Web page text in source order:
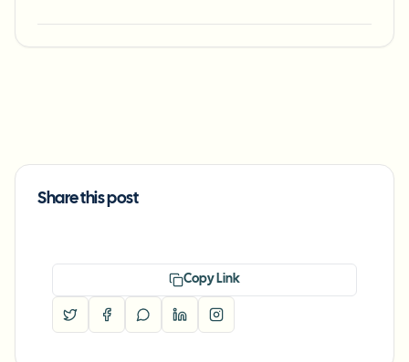
Share this post
Copy Link